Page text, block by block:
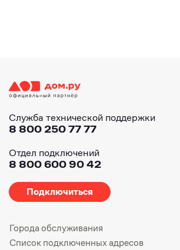
Служба технической поддержки
8 800 250 77 77
Отдел подключений
8 800 600 90 42
Подключиться
Города обслуживания
Список подключенных адресов